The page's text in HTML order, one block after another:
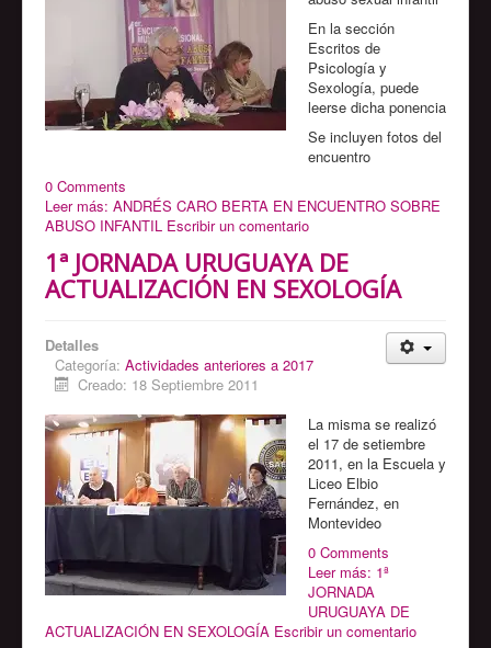
En la sección
Escritos de
Psicología y
Sexología, puede
leerse dicha ponencia
Se incluyen fotos del
encuentro
0 Comments
Leer más: ANDRÉS CARO BERTA EN ENCUENTRO SOBRE
ABUSO INFANTIL Escribir un comentario
1ª JORNADA URUGUAYA DE
ACTUALIZACIÓN EN SEXOLOGÍA
Detalles
Categoría: Actividades anteriores a 2017
Creado: 18 Septiembre 2011
La misma se realizó
el 17 de setiembre
2011, en la Escuela y
Liceo Elbio
Fernández, en
Montevideo
0 Comments
Leer más: 1ª
JORNADA
URUGUAYA DE
ACTUALIZACIÓN EN SEXOLOGÍA Escribir un comentario